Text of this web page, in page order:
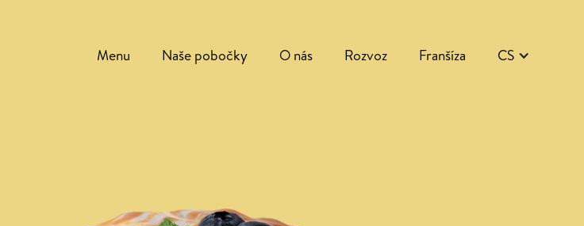
Menu Naše pobočky O nás Rozvoz Franšíza CS